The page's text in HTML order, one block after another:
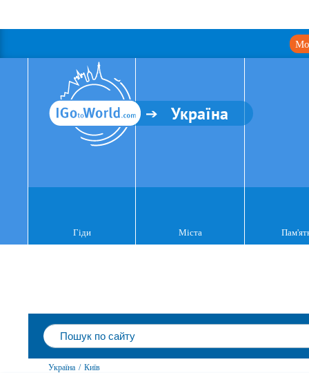
Україна
Гіди Міста
Україна / Київ